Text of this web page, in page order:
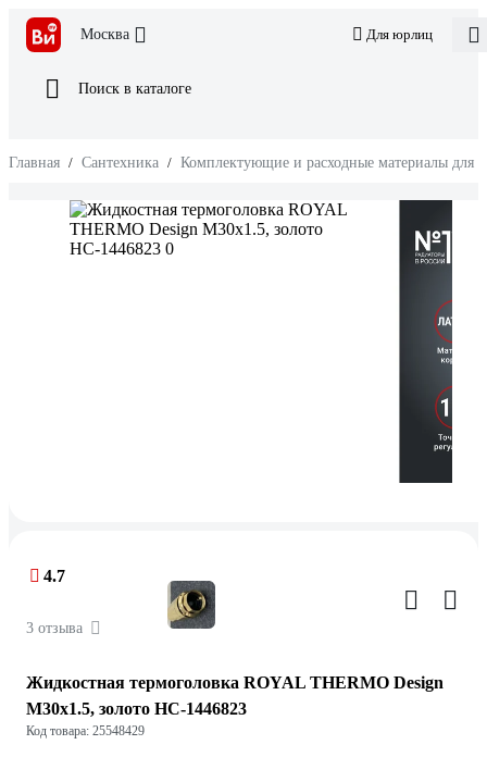
Москва Для юрлиц
Поиск в каталоге
Главная / Сантехника / Комплектующие и расходные материалы для
4.7
3 отзыва
Жидкостная термоголовка ROYAL THERMO Design
М30x1.5, золото НС-1446823
Код товара: 25548429